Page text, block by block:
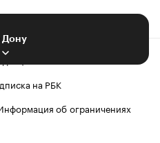
Дону
на РБК
об ограничениях